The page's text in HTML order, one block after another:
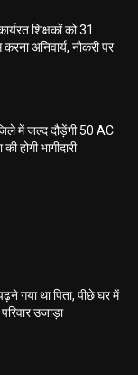
शिक्षकों को 31
अनिवार्य, नौकरी पर
में जल्द दौड़ेंगी 50 AC
भागीदारी
गया था पिता, पीछे घर में
उजाड़ा